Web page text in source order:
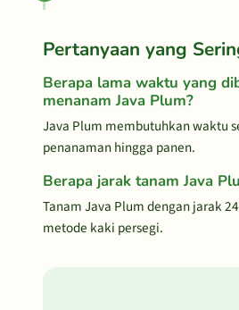
Pertanyaan yang
Berapa lama waktu yang
menanam Java Plum?
Java Plum membutuhkan waktu
penanaman hingga panen.
Berapa jarak tanam Java
Tanam Java Plum dengan jarak
metode kaki persegi.